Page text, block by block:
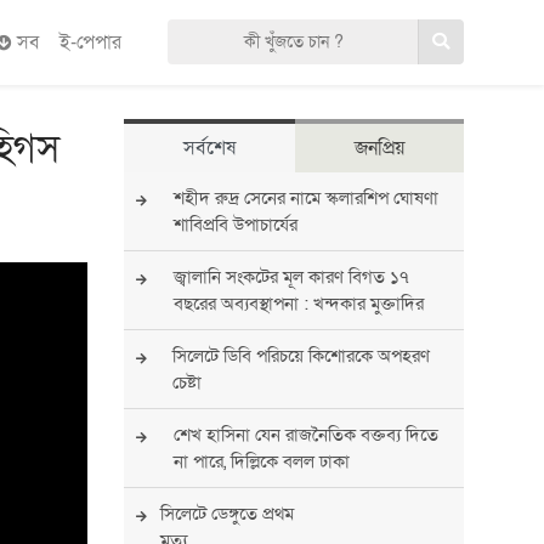
সব ই-পেপার
সর্বশেষ জনপ্রিয়
শহীদ রুদ্র সেনের নামে স্কলারশিপ ঘোষণা
শাবিপ্রবি উপাচার্যের
জ্বালানি সংকটের মূল কারণ বিগত ১৭
বছরের অব্যবস্থাপনা : খন্দকার মুক্তাদির
সিলেটে ডিবি পরিচয়ে কিশোরকে অপহরণ
চেষ্টা
শেখ হাসিনা যেন রাজনৈতিক বক্তব্য দিতে
না পারে, দিল্লিকে বলল ঢাকা
সিলেটে ডেঙ্গুতে প্রথম